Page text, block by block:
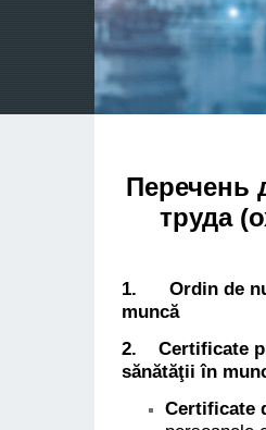
Перечень
труда
1. Ordin de
muncă
2. Certificate
sănătăţii în
Certificate